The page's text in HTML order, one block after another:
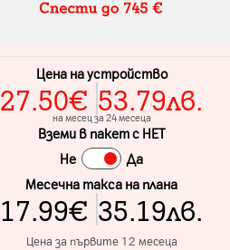
Цена на устройство
27.50€ 53.79лв.
на месец за 24 месеца
Вземи в пакет с НЕТ
Не
Да
Месечна такса на плана
17.99€ 35.19лв.
Цена за първите 12 месеца